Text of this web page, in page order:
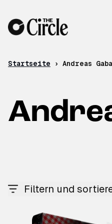
Startseite › Andreas
Filtern und